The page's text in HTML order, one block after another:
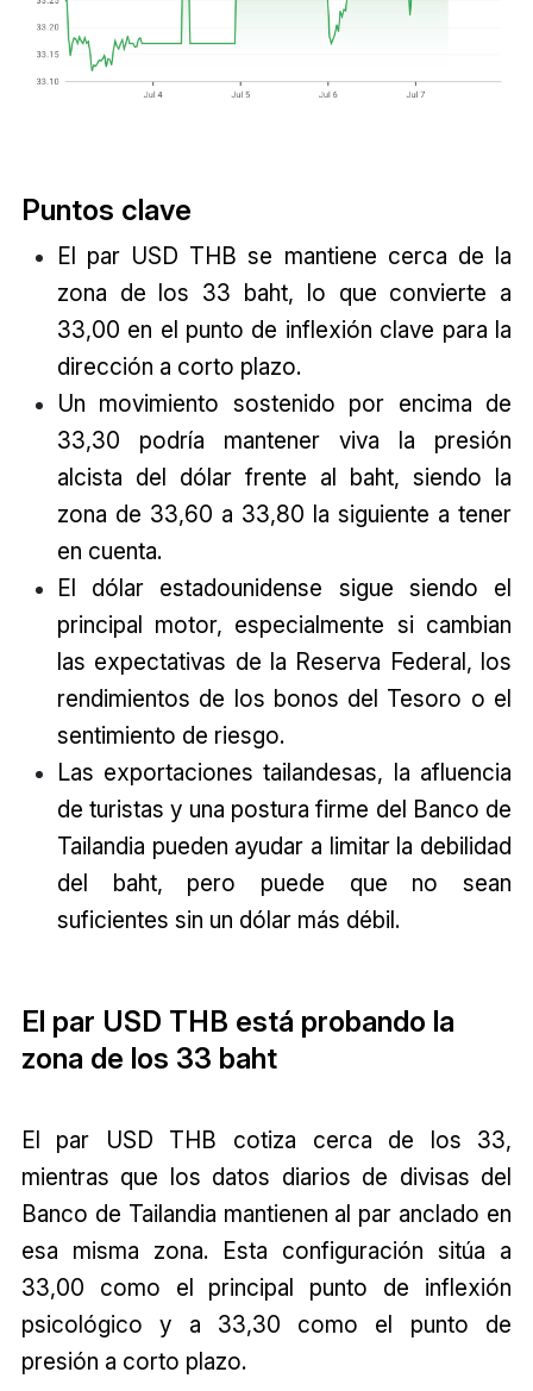
Puntos clave
El par USD THB se mantiene cerca de la
zona de los 33 baht, lo que convierte a
33,00 en el punto de inflexión clave para la
dirección a corto plazo.
Un movimiento sostenido por encima de
33,30 podría mantener viva la presión
alcista del dólar frente al baht, siendo la
zona de 33,60 a 33,80 la siguiente a tener
en cuenta.
El dólar estadounidense sigue siendo el
principal motor, especialmente si cambian
las expectativas de la Reserva Federal, los
rendimientos de los bonos del Tesoro o el
sentimiento de riesgo.
Las exportaciones tailandesas, la afluencia
de turistas y una postura firme del Banco de
Tailandia pueden ayudar a limitar la debilidad
del baht, pero puede que no sean
suficientes sin un dólar más débil.
El par USD THB está probando la
zona de los 33 baht
El par USD THB cotiza cerca de los 33,
mientras que los datos diarios de divisas del
Banco de Tailandia mantienen al par anclado en
esa misma zona. Esta configuración sitúa a
33,00 como el principal punto de inflexión
psicológico y a 33,30 como el punto de
presión a corto plazo.